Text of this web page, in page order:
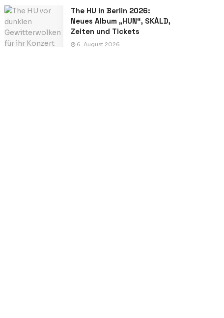
The HU in Berlin 2026:
Neues Album „HUN“, SKÁLD,
Zeiten und Tickets
6. August 2026